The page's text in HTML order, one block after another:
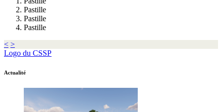
Pastille
Pastille
Pastille
< >
Logo du CSSP
Actualité